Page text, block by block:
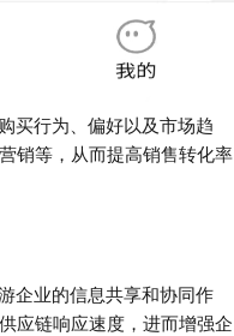
买行为、偏好以及市场趋
销等，从而提高销售转化率
企业的信息共享和协同作
应链响应速度，进而增强企